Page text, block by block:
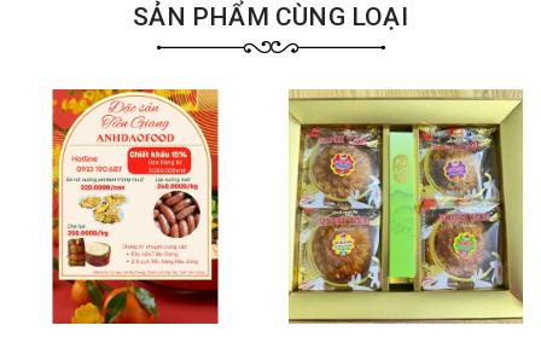
SẢN PHẨM CÙNG LOẠI